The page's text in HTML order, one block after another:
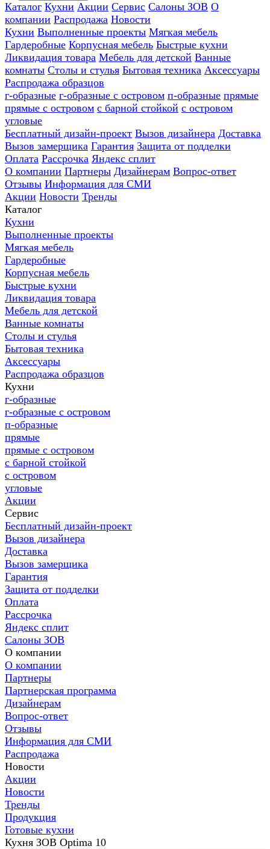
Каталог Кухни Акции Сервис Салоны ЗОВ О
компании Распродажа Новости
Кухни Выполненные проекты Мягкая мебель
Гардеробные Корпусная мебель Быстрые кухни
Ликвидация товара Мебель для детской Ванные
комнаты Столы и стулья Бытовая техника Аксессуары
Распродажа образцов
г-образные г-образные с островом п-образные прямые
прямые с островом с барной стойкой с островом
угловые
Бесплатный дизайн-проект Вызов дизайнера Доставка
Вызов замерщика Гарантия Защита от подделки
Оплата Рассрочка Яндекс сплит
О компании Партнеры Дизайнерам Вопрос-ответ
Отзывы Информация для СМИ
Акции Новости Тренды
Каталог
Кухни
Выполненные проекты
Мягкая мебель
Гардеробные
Корпусная мебель
Быстрые кухни
Ликвидация товара
Мебель для детской
Ванные комнаты
Столы и стулья
Бытовая техника
Аксессуары
Распродажа образцов
Кухни
г-образные
г-образные с островом
п-образные
прямые
прямые с островом
с барной стойкой
с островом
угловые
Акции
Сервис
Бесплатный дизайн-проект
Вызов дизайнера
Доставка
Вызов замерщика
Гарантия
Защита от подделки
Оплата
Рассрочка
Яндекс сплит
Салоны ЗОВ
О компании
О компании
Партнеры
Партнерская программа
Дизайнерам
Вопрос-ответ
Отзывы
Информация для СМИ
Распродажа
Новости
Акции
Новости
Тренды
Продукция
Готовые кухни
Кухня ЗОВ Optima 10